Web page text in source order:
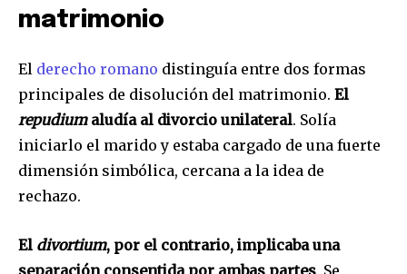
matrimonio
El derecho romano distinguía entre dos formas
principales de disolución del matrimonio. El
repudiumaludía al divorcio unilateral. Solía
iniciarlo el marido y estaba cargado de una fuerte
dimensión simbólica, cercana a la idea de
rechazo.
El divortium, por el contrario, implicaba una